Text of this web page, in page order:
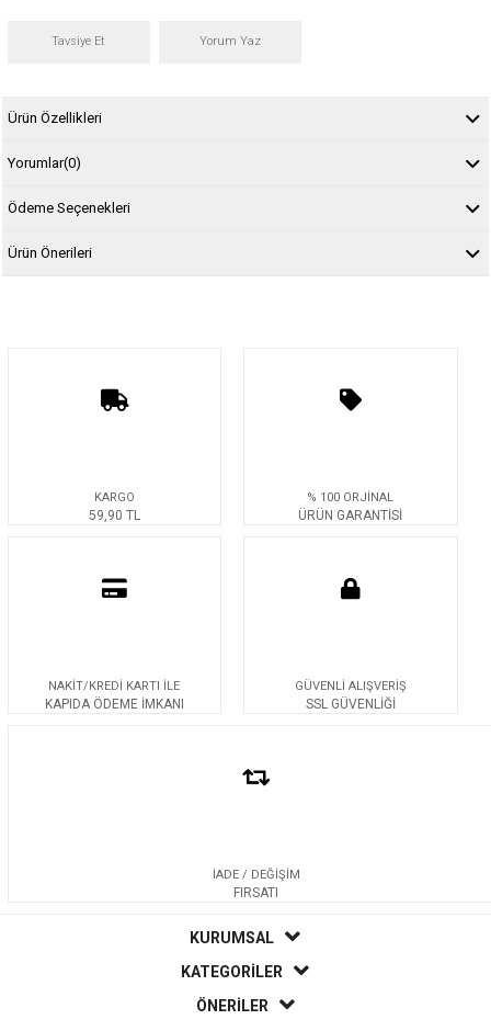
Tavsiye Et Yorum Yaz
Ürün Özellikleri
Yorumlar(0)
Ödeme Seçenekleri
Ürün Önerileri
KARGO
59,90 TL
% 100 ORJİNAL
ÜRÜN GARANTİSİ
NAKİT/KREDİ KARTI İLE
KAPIDA ÖDEME İMKANI
GÜVENLİ ALIŞVERİŞ
SSL GÜVENLİĞİ
İADE / DEĞİŞİM
FIRSATI
KURUMSAL
KATEGORİLER
ÖNERİLER